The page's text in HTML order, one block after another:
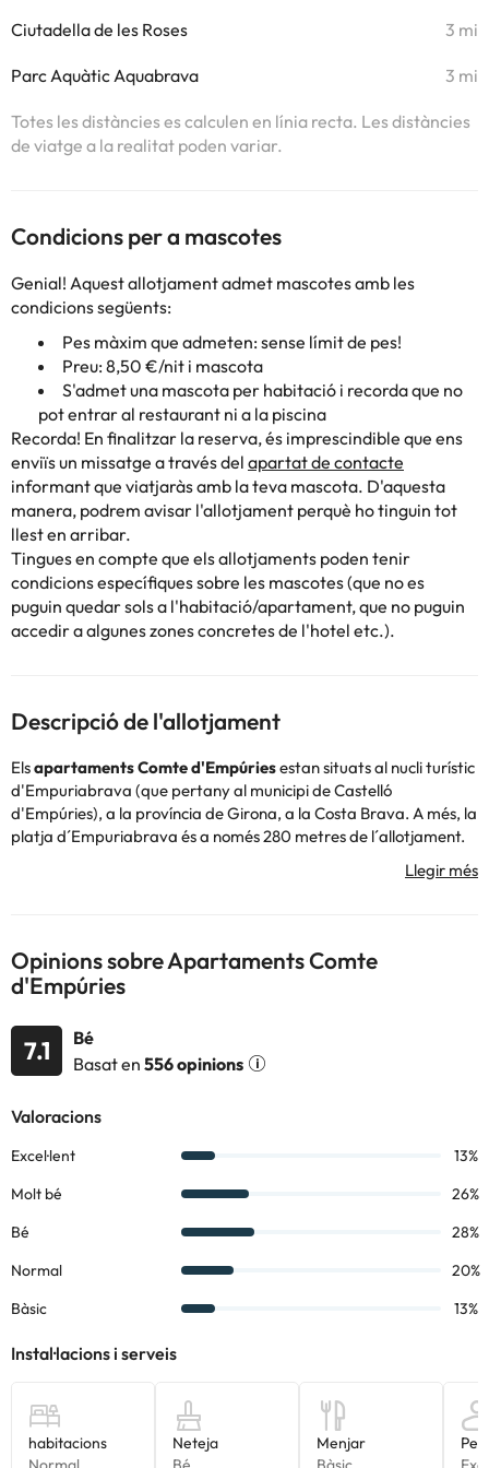
Ciutadella de les Roses 3 mi
Parc Aquàtic Aquabrava 3 mi
Totes les distàncies es calculen en línia recta. Les distàncies
de viatge a la realitat poden variar.
Condicions per a mascotes
Genial! Aquest allotjament admet mascotes amb les
condicions següents:
Pes màxim que admeten: sense límit de pes!
Preu: 8,50 €/nit i mascota
S'admet una mascota per habitació i recorda que no
pot entrar al restaurant ni a la piscina
Recorda! En finalitzar la reserva, és imprescindible que ens
enviïs un missatge a través del apartat de contacte
informant que viatjaràs amb la teva mascota. D'aquesta
manera, podrem avisar l'allotjament perquè ho tinguin tot
llest en arribar.
Tingues en compte que els allotjaments poden tenir
condicions específiques sobre les mascotes (que no es
puguin quedar sols a l'habitació/apartament, que no puguin
accedir a algunes zones concretes de l'hotel etc.).
Descripció de l'allotjament
Elsapartaments Comte d'Empúriesestan situats al nucli turístic
d'Empuriabrava (que pertany al municipi de Castelló
d'Empúries), a la província de Girona, a la Costa Brava. A més, la
platja d´Empuriabrava és a només 280 metres de l´allotjament.
El complex d'apartaments disposa de recepció 24 hores. També
disposa d´aire condicionat, connexió wifi gratuïta, així com
lliure per poder-te fer una capbussada i bronzejar-te al costat
d'unes gandules genial!
La distribució dels apartaments és la següent:
habitació amb dos llits individuals, al saló-menjador disposen de
dos sofàs llit individuals. La cuina és americana i està totalment
taules i cadires. El bany és complet i compta amb dutxa o
Apartament de 2 dormitoris (de 2 a 6 places):
cadascuna, al saló-menjador disposen de dos sofàs llit
individuals. La cuina és americana i està totalment equipada
cadires. El bany és complet i compta amb dutxa o banyera.
més, us recomanem visitar el parc natural dels Aiguamolls de
altres localitats properes i turístiques de la zona com: Roses,
Empuriabrava es caracteritza per ser considerada una petita
Venècia dins de Catalunya, ja que és un poble costaner que és ple
de canals ;)
Opinions sobre Apartaments Comte
d'Empúries
7.1
Bé
Basat en 556 opinions